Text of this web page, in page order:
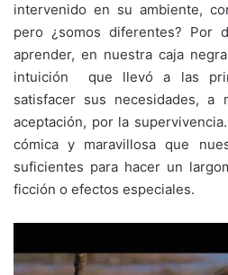
intervenido en su ambiente,
pero ¿somos diferentes? Por
aprender, en nuestra caja
intuición que llevó a las
satisfacer sus necesidades, a
aceptación, por la
cómica y maravillosa que
suficientes para hacer un
ficción o efectos especiales.